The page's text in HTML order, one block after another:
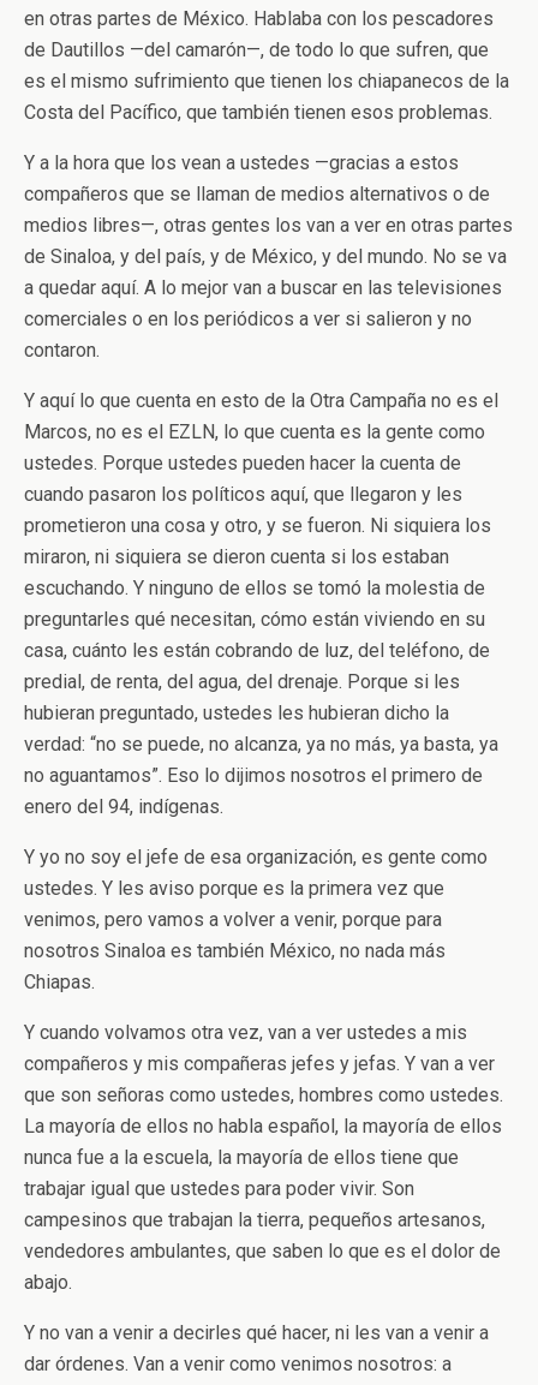
en otras partes de México. Hablaba con los pescadores
de Dautillos —del camarón—, de todo lo que sufren, que
es el mismo sufrimiento que tienen los chiapanecos de la
Costa del Pacífico, que también tienen esos problemas.
Y a la hora que los vean a ustedes —gracias a estos
compañeros que se llaman de medios alternativos o de
medios libres—, otras gentes los van a ver en otras partes
de Sinaloa, y del país, y de México, y del mundo. No se va
a quedar aquí. A lo mejor van a buscar en las televisiones
comerciales o en los periódicos a ver si salieron y no
contaron.
Y aquí lo que cuenta en esto de la Otra Campaña no es el
Marcos, no es el EZLN, lo que cuenta es la gente como
ustedes. Porque ustedes pueden hacer la cuenta de
cuando pasaron los políticos aquí, que llegaron y les
prometieron una cosa y otro, y se fueron. Ni siquiera los
miraron, ni siquiera se dieron cuenta si los estaban
escuchando. Y ninguno de ellos se tomó la molestia de
preguntarles qué necesitan, cómo están viviendo en su
casa, cuánto les están cobrando de luz, del teléfono, de
predial, de renta, del agua, del drenaje. Porque si les
hubieran preguntado, ustedes les hubieran dicho la
verdad: “no se puede, no alcanza, ya no más, ya basta, ya
no aguantamos”. Eso lo dijimos nosotros el primero de
enero del 94, indígenas.
Y yo no soy el jefe de esa organización, es gente como
ustedes. Y les aviso porque es la primera vez que
venimos, pero vamos a volver a venir, porque para
nosotros Sinaloa es también México, no nada más
Chiapas.
Y cuando volvamos otra vez, van a ver ustedes a mis
compañeros y mis compañeras jefes y jefas. Y van a ver
que son señoras como ustedes, hombres como ustedes.
La mayoría de ellos no habla español, la mayoría de ellos
nunca fue a la escuela, la mayoría de ellos tiene que
trabajar igual que ustedes para poder vivir. Son
campesinos que trabajan la tierra, pequeños artesanos,
vendedores ambulantes, que saben lo que es el dolor de
abajo.
Y no van a venir a decirles qué hacer, ni les van a venir a
dar órdenes. Van a venir como venimos nosotros: a